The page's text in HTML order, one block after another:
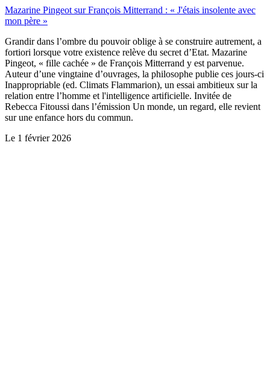
Mazarine Pingeot sur François Mitterrand : « J'étais insolente avec
mon père »
Grandir dans l’ombre du pouvoir oblige à se construire autrement, a
fortiori lorsque votre existence relève du secret d’Etat. Mazarine
Pingeot, « fille cachée » de François Mitterrand y est parvenue.
Auteur d’une vingtaine d’ouvrages, la philosophe publie ces jours-ci
Inappropriable (ed. Climats Flammarion), un essai ambitieux sur la
relation entre l’homme et l'intelligence artificielle. Invitée de
Rebecca Fitoussi dans l’émission Un monde, un regard, elle revient
sur une enfance hors du commun.
Le 1 février 2026